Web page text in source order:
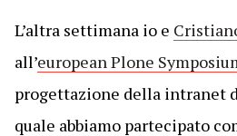
L’altra settimana io e
all’european Plone
progettazione della intranet
quale abbiamo partecipato